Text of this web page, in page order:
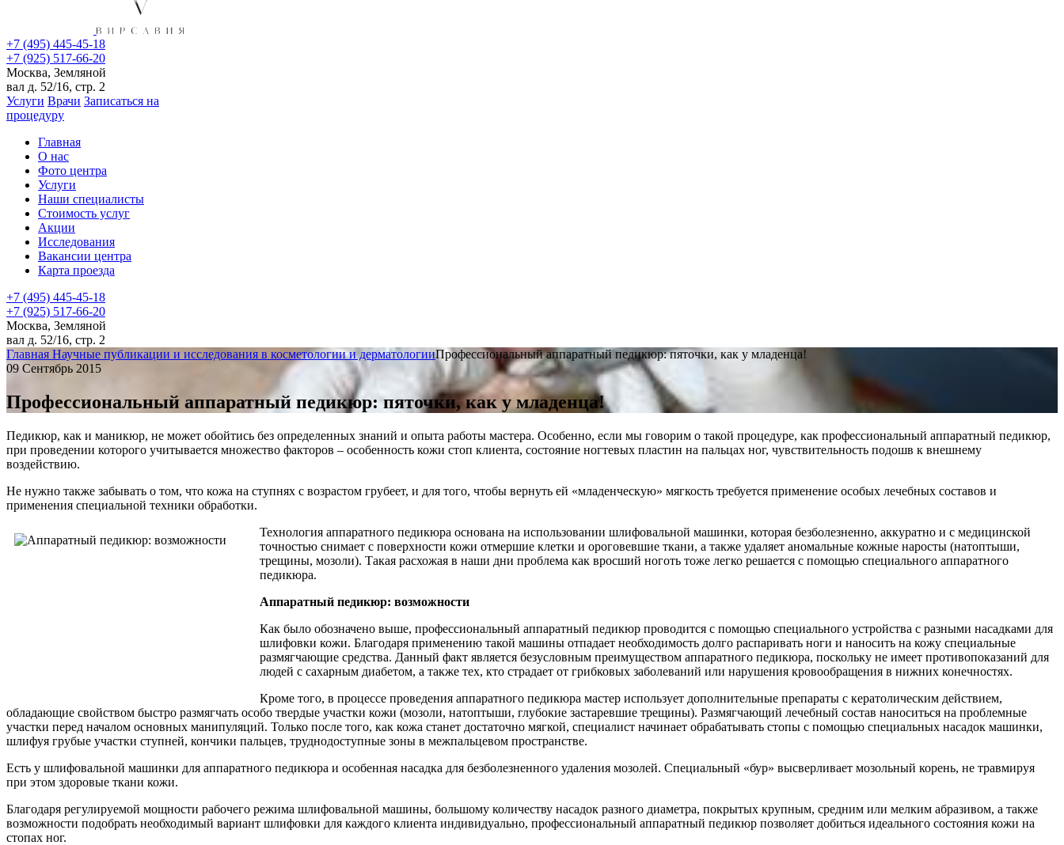
+7 (495) 445-45-18
+7 (925) 517-66-20
Москва, Земляной
вал д. 52/16, стр. 2
Услуги Врачи Записаться на
процедуру
Главная
О нас
Фото центра
Услуги
Наши специалисты
Стоимость услуг
Акции
Исследования
Вакансии центра
Карта проезда
+7 (495) 445-45-18
+7 (925) 517-66-20
Москва, Земляной
вал д. 52/16, стр. 2
Главная Научные публикации и исследования в косметологии и дерматологииПрофессиональный аппаратный педикюр: пяточки, как у младенца!
09 Сентябрь 2015
Профессиональный аппаратный педикюр: пяточки, как у младенца!
Педикюр, как и маникюр, не может обойтись без определенных знаний и опыта работы мастера. Особенно, если мы говорим о такой процедуре, как профессиональный аппаратный педикюр,
при проведении которого учитывается множество факторов – особенность кожи стоп клиента, состояние ногтевых пластин на пальцах ног, чувствительность подошв к внешнему
воздействию.
Не нужно также забывать о том, что кожа на ступнях с возрастом грубеет, и для того, чтобы вернуть ей «младенческую» мягкость требуется применение особых лечебных составов и
применения специальной техники обработки.
Технология аппаратного педикюра основана на использовании шлифовальной машинки, которая безболезненно, аккуратно и с медицинской
точностью снимает с поверхности кожи отмершие клетки и ороговевшие ткани, а также удаляет аномальные кожные наросты (натоптыши,
трещины, мозоли). Такая расхожая в наши дни проблема как вросший ноготь тоже легко решается с помощью специального аппаратного
педикюра.
Аппаратный педикюр: возможности
Как было обозначено выше, профессиональный аппаратный педикюр проводится с помощью специального устройства с разными насадками для
шлифовки кожи. Благодаря применению такой машины отпадает необходимость долго распаривать ноги и наносить на кожу специальные
размягчающие средства. Данный факт является безусловным преимуществом аппаратного педикюра, поскольку не имеет противопоказаний для
людей с сахарным диабетом, а также тех, кто страдает от грибковых заболеваний или нарушения кровообращения в нижних конечностях.
Кроме того, в процессе проведения аппаратного педикюра мастер использует дополнительные препараты с кератолическим действием,
обладающие свойством быстро размягчать особо твердые участки кожи (мозоли, натоптыши, глубокие застаревшие трещины). Размягчающий лечебный состав наноситься на проблемные
участки перед началом основных манипуляций. Только после того, как кожа станет достаточно мягкой, специалист начинает обрабатывать стопы с помощью специальных насадок машинки,
шлифуя грубые участки ступней, кончики пальцев, труднодоступные зоны в межпальцевом пространстве.
Есть у шлифовальной машинки для аппаратного педикюра и особенная насадка для безболезненного удаления мозолей. Специальный «бур» высверливает мозольный корень, не травмируя
при этом здоровые ткани кожи.
Благодаря регулируемой мощности рабочего режима шлифовальной машины, большому количеству насадок разного диаметра, покрытых крупным, средним или мелким абразивом, а также
возможности подобрать необходимый вариант шлифовки для каждого клиента индивидуально, профессиональный аппаратный педикюр позволяет добиться идеального состояния кожи на
стопах ног.